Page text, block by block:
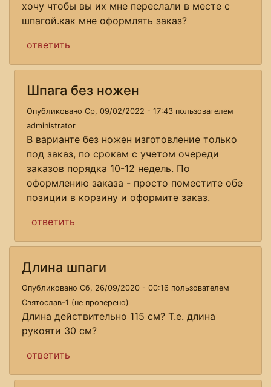
хочу чтобы вы их мне переслали в месте с
шпагой.как мне оформлять заказ?
ответить
Шпага без ножен
Опубликовано Ср, 09/02/2022 - 17:43 пользователем
administrator
В варианте без ножен изготовление только
под заказ, по срокам с учетом очереди
заказов порядка 10-12 недель. По
оформлению заказа - просто поместите обе
позиции в корзину и оформите заказ.
ответить
Длина шпаги
Опубликовано Сб, 26/09/2020 - 00:16 пользователем
Святослав-1 (не проверено)
Длина действительно 115 см? Т.е. длина
рукояти 30 см?
ответить